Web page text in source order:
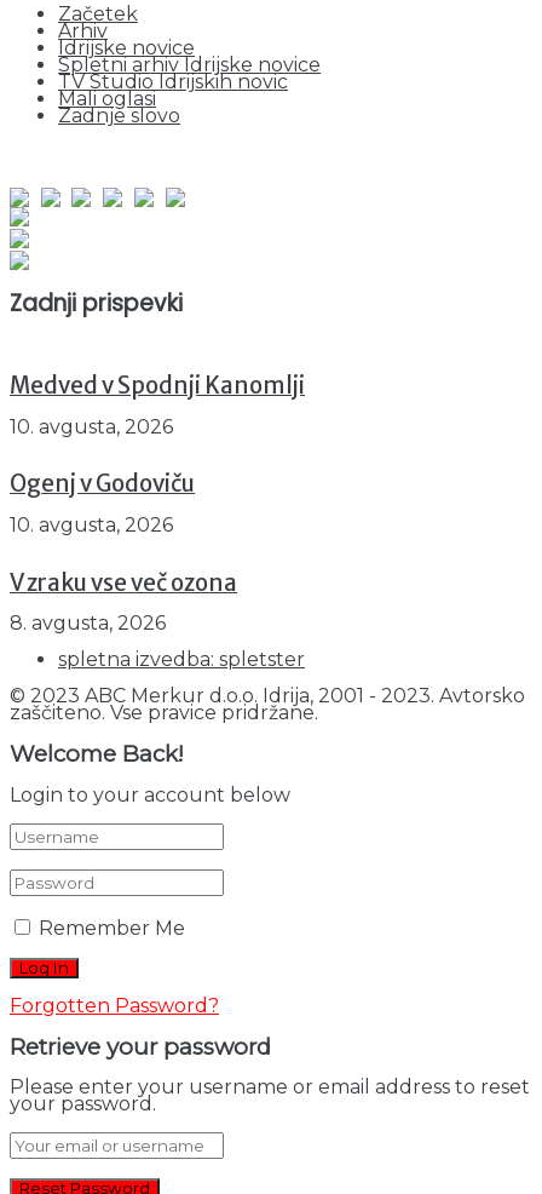
Začetek
Arhiv
Idrijske novice
Spletni arhiv Idrijske novice
TV Studio Idrijskih novic
Mali oglasi
Zadnje slovo
Zadnji prispevki
Medved v Spodnji Kanomlji
10. avgusta, 2026
Ogenj v Godoviču
10. avgusta, 2026
V zraku vse več ozona
8. avgusta, 2026
spletna izvedba: spletster
© 2023 ABC Merkur d.o.o. Idrija, 2001 - 2023. Avtorsko
zaščiteno. Vse pravice pridržane.
Welcome Back!
Login to your account below
Remember Me
Forgotten Password?
Retrieve your password
Please enter your username or email address to reset
your password.